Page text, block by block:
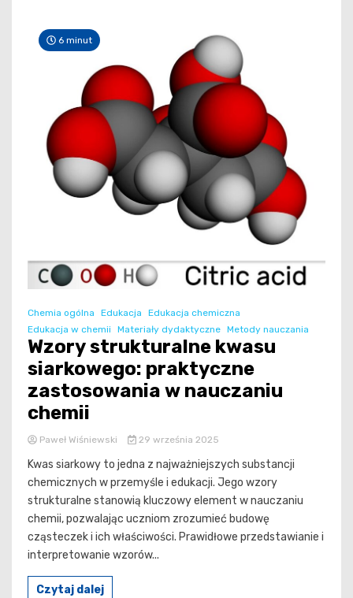
6 minut
Chemia ogólna Edukacja
Edukacja chemiczna
Edukacja w chemii
Materiały dydaktyczne Metody nauczania
Wzory strukturalne kwasu
siarkowego: praktyczne
zastosowania w nauczaniu
chemii
Paweł Wiśniewski 29 września 2025
Kwas siarkowy to jedna z najważniejszych substancji
chemicznych w przemyśle i edukacji. Jego wzory
strukturalne stanowią kluczowy element w nauczaniu
chemii, pozwalając uczniom zrozumieć budowę
cząsteczek i ich właściwości. Prawidłowe przedstawianie i
interpretowanie wzorów...
Czytaj dalej